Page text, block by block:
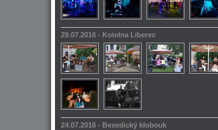
29.07.2016 - Kotelna Liberec
24.07.2016 - Besedický klobouk